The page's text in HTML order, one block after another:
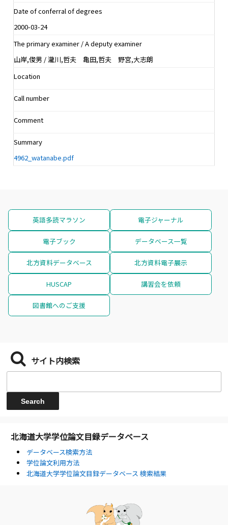
Date of conferral of degrees
2000-03-24
The primary examiner / A deputy examiner
山岸,俊男 / 瀧川,哲夫 亀田,哲夫 野宮,大志朗
Location
Call number
Comment
Summary
4962_watanabe.pdf
英語多読マラソン 電子ジャーナル
電子ブック データベース一覧
北方資料データベース 北方資料電子展示
HUSCAP 講習会を依頼
図書館へのご支援
サイト内検索
北海道大学学位論文目録データベース
データベース検索方法
学位論文利用方法
北海道大学学位論文目録データベース 検索結果